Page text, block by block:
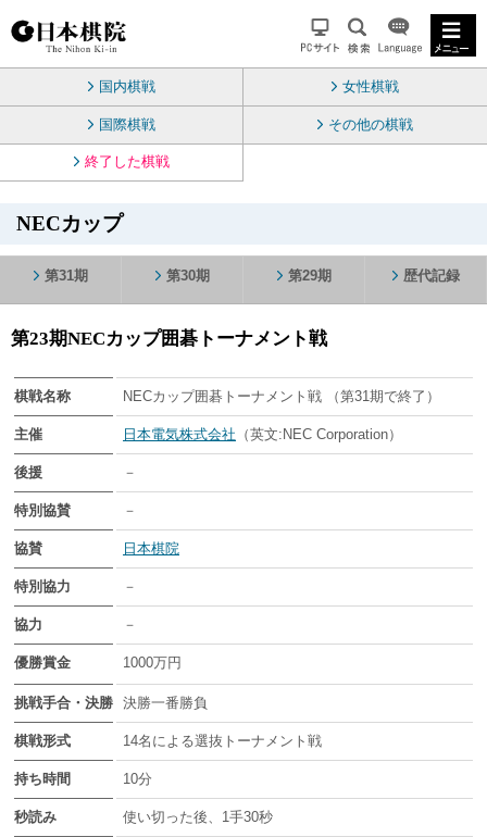
国内棋戦 女性棋戦
国際棋戦 その他の棋戦
終了した棋戦
NECカップ
第31期 第30期 第29期 歴代記録
第23期NECカップ囲碁トーナメント戦
棋戦名称 NECカップ囲碁トーナメント戦 （第31期で終了）
主催 日本電気株式会社 （英文:NEC Corporation）
後援 －
特別協賛 －
協賛 日本棋院
特別協力 －
協力 －
優勝賞金 1000万円
挑戦手合・決勝 決勝一番勝負
棋戦形式 14名による選抜トーナメント戦
持ち時間 10分
秒読み 使い切った後、1手30秒